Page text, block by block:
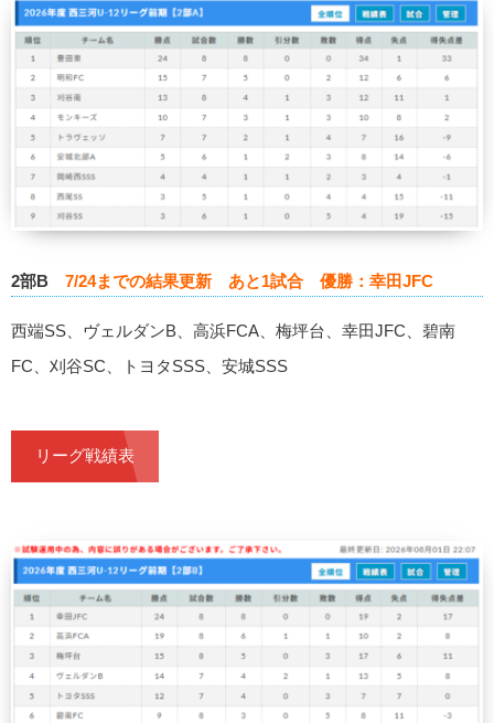
2部B 7/24までの結果更新 あと1試合 優勝：幸田JFC
西端SS、ヴェルダンB、高浜FCA、梅坪台、幸田JFC、碧南
FC、刈谷SC、トヨタSSS、安城SSS
リーグ戦績表